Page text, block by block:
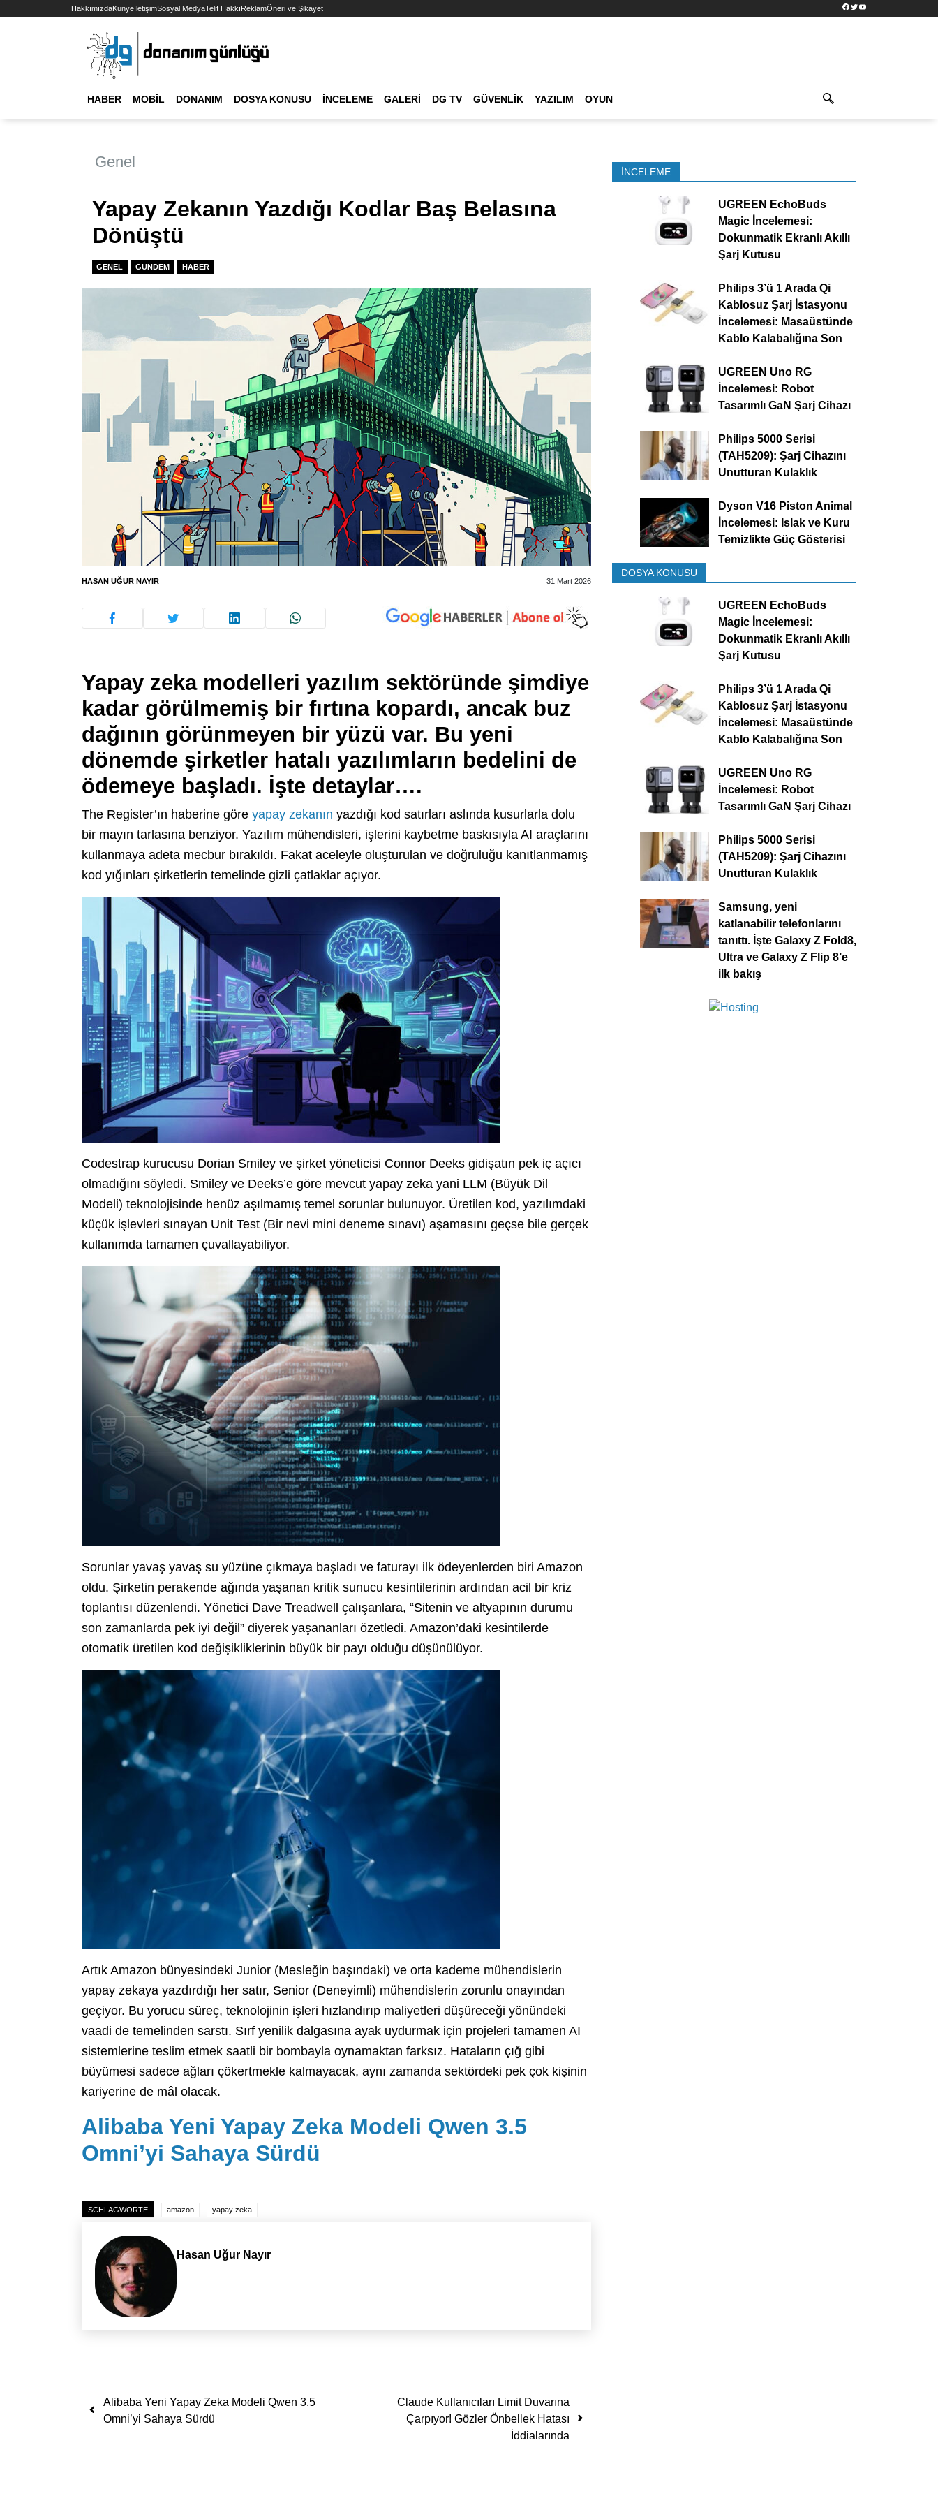
HakkımızdaKünyeİletişimSosyal MedyaTelif HakkıReklamÖneri ve Şikayet Facebook
TwitterYouTube
HABER MOBIL DONANIM DOSYA KONUSU İNCELEME GALERI DG TV GÜVENLIK YAZILIM OYUN
Genel
Yapay Zekanın Yazdığı Kodlar Baş Belasına
Dönüştü
GENEL GUNDEM HABER
HASAN UĞUR NAYIR 31 Mart 2026
Yapay zeka modelleri yazılım sektöründe şimdiye
kadar görülmemiş bir fırtına kopardı, ancak buz
dağının görünmeyen bir yüzü var. Bu yeni
dönemde şirketler hatalı yazılımların bedelini de
ödemeye başladı. İşte detaylar….
The Register’ın haberine göre yapay zekanın yazdığı kod satırları aslında kusurlarla dolu
bir mayın tarlasına benziyor. Yazılım mühendisleri, işlerini kaybetme baskısıyla AI araçlarını
kullanmaya adeta mecbur bırakıldı. Fakat aceleyle oluşturulan ve doğruluğu kanıtlanmamış
kod yığınları şirketlerin temelinde gizli çatlaklar açıyor.
Codestrap kurucusu Dorian Smiley ve şirket yöneticisi Connor Deeks gidişatın pek iç açıcı
olmadığını söyledi. Smiley ve Deeks’e göre mevcut yapay zeka yani LLM (Büyük Dil
Modeli) teknolojisinde henüz aşılmamış temel sorunlar bulunuyor. Üretilen kod, yazılımdaki
küçük işlevleri sınayan Unit Test (Bir nevi mini deneme sınavı) aşamasını geçse bile gerçek
kullanımda tamamen çuvallayabiliyor.
Sorunlar yavaş yavaş su yüzüne çıkmaya başladı ve faturayı ilk ödeyenlerden biri Amazon
oldu. Şirketin perakende ağında yaşanan kritik sunucu kesintilerinin ardından acil bir kriz
toplantısı düzenlendi. Yönetici Dave Treadwell çalışanlara, “Sitenin ve altyapının durumu
son zamanlarda pek iyi değil” diyerek yaşananları özetledi. Amazon’daki kesintilerde
otomatik üretilen kod değişikliklerinin büyük bir payı olduğu düşünülüyor.
Artık Amazon bünyesindeki Junior (Mesleğin başındaki) ve orta kademe mühendislerin
yapay zekaya yazdırdığı her satır, Senior (Deneyimli) mühendislerin zorunlu onayından
geçiyor. Bu yorucu süreç, teknolojinin işleri hızlandırıp maliyetleri düşüreceği yönündeki
vaadi de temelinden sarstı. Sırf yenilik dalgasına ayak uydurmak için projeleri tamamen AI
sistemlerine teslim etmek saatli bir bombayla oynamaktan farksız. Hataların çığ gibi
büyümesi sadece ağları çökertmekle kalmayacak, aynı zamanda sektördeki pek çok kişinin
kariyerine de mâl olacak.
Alibaba Yeni Yapay Zeka Modeli Qwen 3.5
Omni’yi Sahaya Sürdü
SCHLAGWORTE amazon yapay zeka
Hasan Uğur Nayır
Yazı dolaşımı
Alibaba Yeni Yapay Zeka Modeli Qwen 3.5
Omni’yi Sahaya Sürdü
Claude Kullanıcıları Limit Duvarına
Çarpıyor! Gözler Önbellek Hatası
İddialarında
İNCELEME
UGREEN EchoBuds
Magic İncelemesi:
Dokunmatik Ekranlı Akıllı
Şarj Kutusu
Philips 3’ü 1 Arada Qi
Kablosuz Şarj İstasyonu
İncelemesi: Masaüstünde
Kablo Kalabalığına Son
UGREEN Uno RG
İncelemesi: Robot
Tasarımlı GaN Şarj Cihazı
Philips 5000 Serisi
(TAH5209): Şarj Cihazını
Unutturan Kulaklık
Dyson V16 Piston Animal
İncelemesi: Islak ve Kuru
Temizlikte Güç Gösterisi
DOSYA KONUSU
UGREEN EchoBuds
Magic İncelemesi:
Dokunmatik Ekranlı Akıllı
Şarj Kutusu
Philips 3’ü 1 Arada Qi
Kablosuz Şarj İstasyonu
İncelemesi: Masaüstünde
Kablo Kalabalığına Son
UGREEN Uno RG
İncelemesi: Robot
Tasarımlı GaN Şarj Cihazı
Philips 5000 Serisi
(TAH5209): Şarj Cihazını
Unutturan Kulaklık
Samsung, yeni
katlanabilir telefonlarını
tanıttı. İşte Galaxy Z Fold8,
Ultra ve Galaxy Z Flip 8’e
ilk bakış